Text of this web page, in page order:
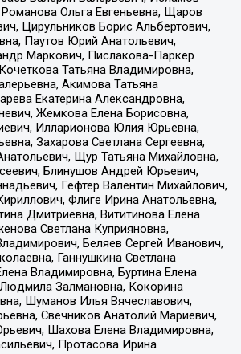
Ольга Евгеньевна, Щаров
Цирульников Борис Альбертович,
Паутов Юрий Анатольевич,
Маркович, Пислакова-Паркер
Татьяна Владимировна,
Акимова Татьяна
Екатерина Александровна,
Жемкова Елена Борисовна,
Илларионова Юлия Юрьевна,
Захарова Светлана Сергеевна,
Щур Татьяна Михайловна,
Блинушов Андрей Юрьевич,
Гефтер Валентин Михайлович,
Флиге Ирина Анатольевна,
Дмитриевна, Вититинова Елена
Светлана Куприяновна,
Беляев Сергей Иванович,
Ганнушкина Светлана
Владимировна, Буртина Елена
Залмановна, Кокорина
Шуманов Илья Вячеславович,
Свечников Анатолий Мариевич,
Шахова Елена Владимировна,
Протасова Ирина